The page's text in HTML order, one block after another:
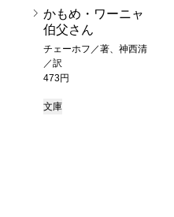
かもめ・ワーニャ
伯父さん
チェーホフ／著、神西清
／訳
473円
文庫